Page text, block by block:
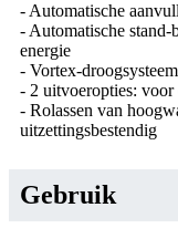
- Automatische
- Automatische stand-
energie
- Vortex-
- 2 uitvoeropties: voor
- Rolassen van
uitzettingsbestendig
Gebruik